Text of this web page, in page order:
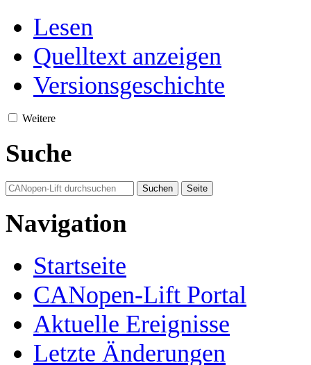
Lesen
Quelltext anzeigen
Versionsgeschichte
Weitere
Suche
Navigation
Startseite
CANopen-Lift Portal
Aktuelle Ereignisse
Letzte Änderungen